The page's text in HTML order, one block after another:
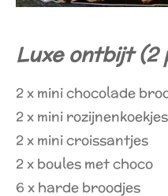
Luxe ontbijt (2
2 x mini chocolade
2 x mini rozijnenkoekjes
2 x mini croissantjes
2 x boules met choco
6 x harde broodjes